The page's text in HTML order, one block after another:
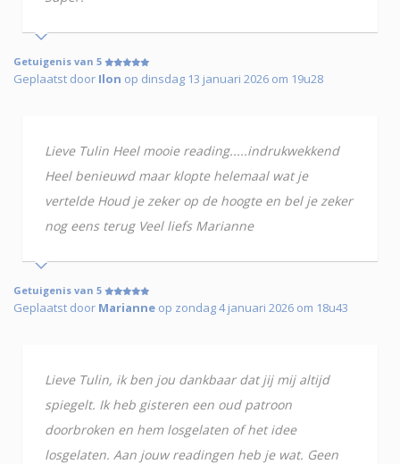
Getuigenis van 5
Geplaatst door Ilon op dinsdag 13 januari 2026 om 19u28
Lieve Tulin Heel mooie reading.....indrukwekkend
Heel benieuwd maar klopte helemaal wat je
vertelde Houd je zeker op de hoogte en bel je zeker
nog eens terug Veel liefs Marianne
Getuigenis van 5
Geplaatst door Marianne op zondag 4 januari 2026 om 18u43
Lieve Tulin, ik ben jou dankbaar dat jij mij altijd
spiegelt. Ik heb gisteren een oud patroon
doorbroken en hem losgelaten of het idee
losgelaten. Aan jouw readingen heb je wat. Geen